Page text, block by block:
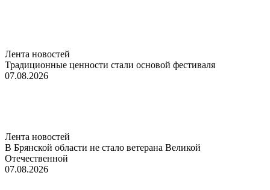
Лента новостей
Традиционные ценности стали основой фестиваля
07.08.2026
Лента новостей
В Брянской области не стало ветерана Великой
Отечественной
07.08.2026